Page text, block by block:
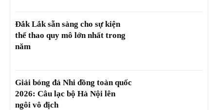
Đắk Lắk sẵn sàng cho sự kiện
thể thao quy mô lớn nhất trong
năm
Giải bóng đá Nhi đồng toàn quốc
2026: Câu lạc bộ Hà Nội lên
ngôi vô địch